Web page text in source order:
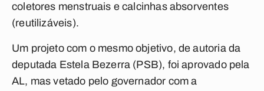
coletores menstruais e calcinhas absorventes
(reutilizáveis).
Um projeto com o mesmo objetivo, de autoria da
deputada Estela Bezerra (PSB), foi aprovado pela
AL, mas vetado pelo governador com a